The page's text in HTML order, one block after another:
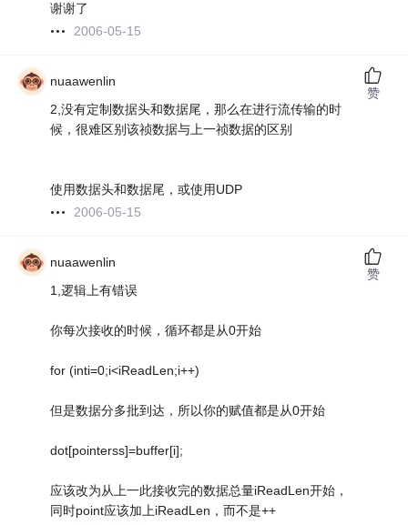
谢谢了
2006-05-15
nuaawenlin
2,没有定制数据头和数据尾，那么在进行流传输的时
候，很难区别该祯数据与上一祯数据的区别
使用数据头和数据尾，或使用UDP
2006-05-15
赞
nuaawenlin
1,逻辑上有错误
你每次接收的时候，循环都是从0开始
for (inti=0;i<iReadLen;i++)
但是数据分多批到达，所以你的赋值都是从0开始
dot[pointerss]=buffer[i];
应该改为从上一此接收完的数据总量iReadLen开始，
同时point应该加上iReadLen，而不是++
赞